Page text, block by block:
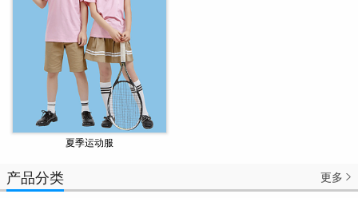
夏季运动服
产品分类 更多 